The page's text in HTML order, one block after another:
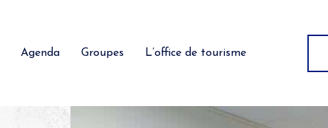
Agenda Groupes L’office de tourisme